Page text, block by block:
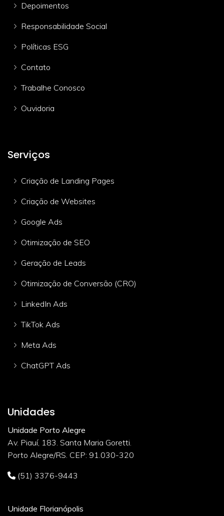
Depoimentos
Responsabilidade Social
Políticas ESG
Contato
Trabalhe Conosco
Ouvidoria
Serviços
Criação de Landing Pages
Criação de Websites
Google Ads
Otimização de SEO
Geração de Leads
Otimização de Conversão (CRO)
LinkedIn Ads
TikTok Ads
Meta Ads
ChatGPT Ads
Unidades
Unidade Porto Alegre
Av. Piauí, 183. Santa Maria Goretti.
Porto Alegre/RS. CEP: 91.030-320
(51) 3376-9443
Unidade Florianópolis